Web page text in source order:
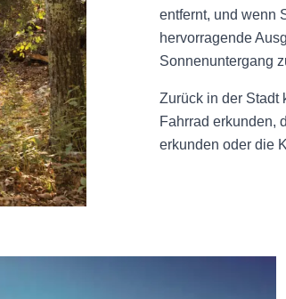
entfernt, und wenn
hervorragende
Sonnenuntergang
Zurück in der Stadt
Fahrrad erkunden,
erkunden oder die